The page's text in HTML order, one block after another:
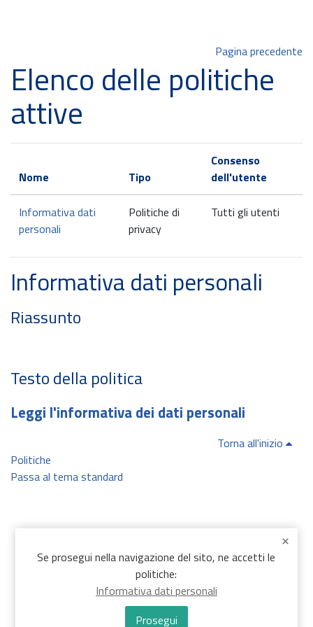
Pagina precedente
Elenco delle politiche
attive
Nome Tipo
Consenso
dell'utente
Informativa dati
personali
Politiche di
privacy
Tutti gli utenti
Informativa dati personali
Riassunto
Testo della politica
Leggi l'informativa dei dati personali
Torna all'inizio
Politiche
Passa al tema standard
Se prosegui nella navigazione del sito, ne accetti le
politiche:
Informativa dati personali
Prosegui